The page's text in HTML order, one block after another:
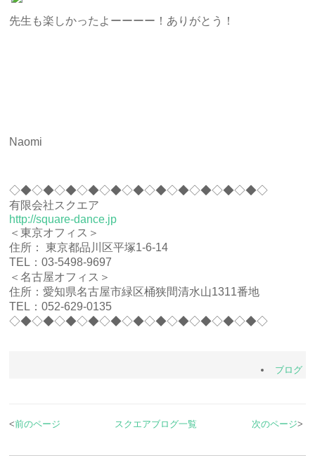
先生も楽しかったよーーーー！ありがとう！
Naomi
◇◆◇◆◇◆◇◆◇◆◇◆◇◆◇◆◇◆◇◆◇◆◇
有限会社スクエア
http://square-dance.jp
＜東京オフィス＞
住所： 東京都品川区平塚1-6-14
TEL：03-5498-9697
＜名古屋オフィス＞
住所：愛知県名古屋市緑区桶狭間清水山1311番地
TEL：052-629-0135
◇◆◇◆◇◆◇◆◇◆◇◆◇◆◇◆◇◆◇◆◇◆◇
ブログ
<前のページ スクエアブログ一覧 次のページ>